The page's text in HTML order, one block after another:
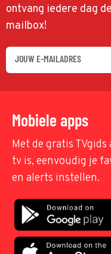
ontvang iedere dag
mailbox!
Mobiele apps
Met de gratis
tv is, eenvoudig je
en alerts instellen.